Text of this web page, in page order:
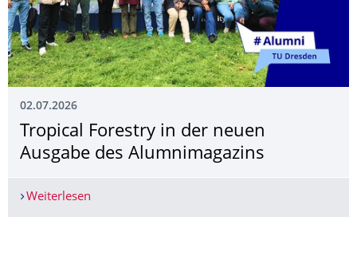
02.07.2026
Tropical Forestry in der neuen
Ausgabe des Alumnimagazins
Weiterlesen